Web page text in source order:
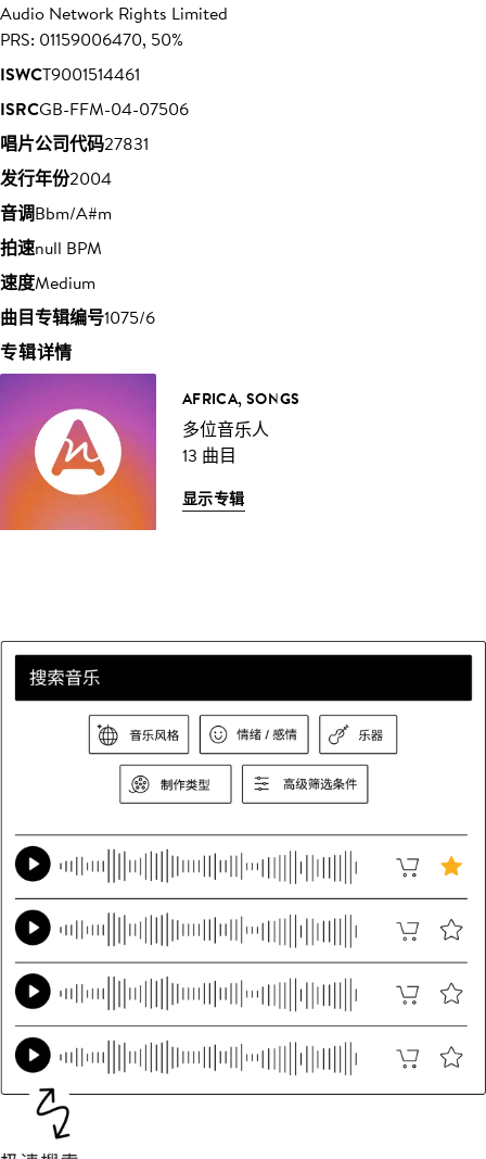
Audio Network Rights Limited
PRS: 01159006470, 50%
ISWCT9001514461
ISRCGB-FFM-04-07506
唱片公司代码27831
发行年份2004
音调Bbm/A#m
拍速null BPM
速度Medium
曲目专辑编号1075/6
专辑详情
AFRICA, SONGS
多位音乐人
13 曲目
显示专辑